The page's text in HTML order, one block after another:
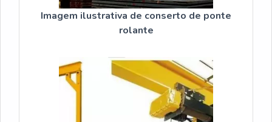
Imagem ilustrativa de conserto de ponte
rolante